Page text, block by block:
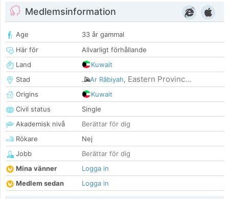
Medlemsinformation
Age
33 år gammal
Här för
Allvarligt förhållande
Land
Kuwait
Stad
Ar Rābiyah, Eastern Provinc...
Origins
Kuwait
Civil status
Single
Akademisk nivå
Berättar för dig
Rökare
Nej
Jobb
Berättar för dig
Mina vänner
Logga in
Medlem sedan
Logga in